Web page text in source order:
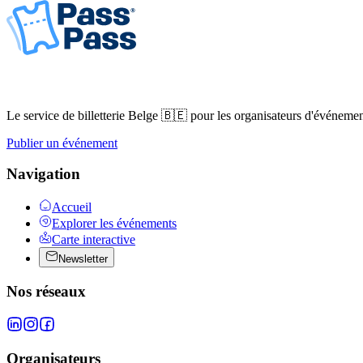
Le service de billetterie Belge 🇧🇪 pour les organisateurs
Publier un événement
Navigation
Accueil
Explorer les événements
Carte interactive
Newsletter
Nos réseaux
Organisateurs